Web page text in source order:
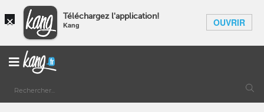
× Téléchargez l'application!
Kang OUVRIR